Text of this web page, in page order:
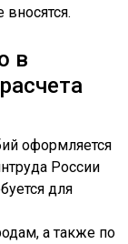
в
оформляется
России
для
а также по